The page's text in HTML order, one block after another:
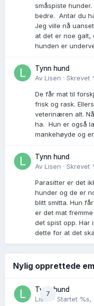
småspiste
bedre. Antar du
Jeg ville nå
at det er noe galt,
hunden er
Tynn hund
Av Lisen · Skrevet
De får mat til
frisk og rask.
veterinæren alt.
ha. Hun er også
mankehøyde og
Tynn hund
Av Lisen · Skrevet
Parasitter er det
hunder og de er
blitt smitta. Hun
er det mat
det spist opp. Har
dette for at det
Nylig opprettede
7
Tynn hund
Lisen
· Startet %s,